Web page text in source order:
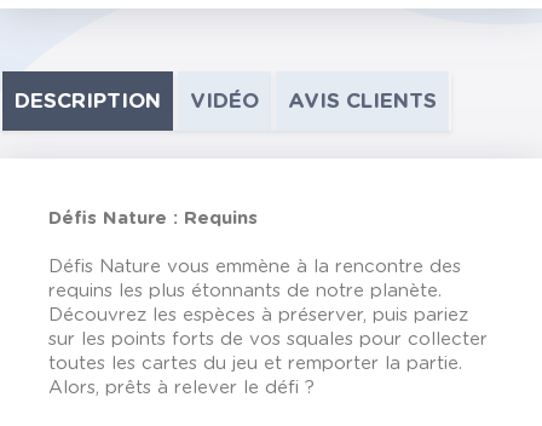
DESCRIPTION VIDÉO AVIS CLIENTS
Défis Nature : Requins
Défis Nature vous emmène à la rencontre des
requins les plus étonnants de notre planète.
Découvrez les espèces à préserver, puis pariez
sur les points forts de vos squales pour collecter
toutes les cartes du jeu et remporter la partie.
Alors, prêts à relever le défi ?